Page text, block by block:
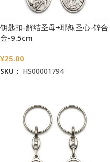
钥匙扣-解结圣母+耶稣圣心-锌合
金-9.5cm
¥25.00
SKU： HS00001794